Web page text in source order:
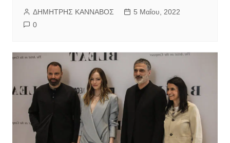
ΔΗΜΗΤΡΗΣ ΚΑΝΝΑΒΟΣ
5 Μαΐου, 2022
0